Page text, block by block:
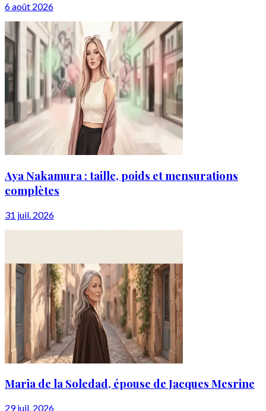
6 août 2026
Aya Nakamura : taille, poids et mensurations
complètes
31 juil. 2026
Maria de la Soledad, épouse de Jacques Mesrine
29 juil. 2026